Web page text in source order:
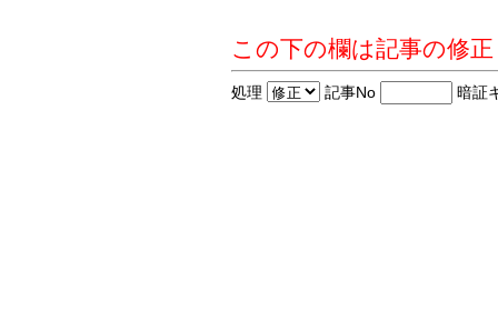
この下の欄は記事の修
処理 記事No 暗証